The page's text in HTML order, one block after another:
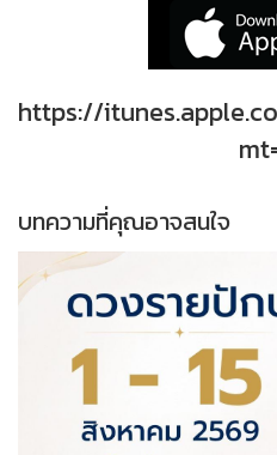
https://
บทความที่คุณอาจสนใจ